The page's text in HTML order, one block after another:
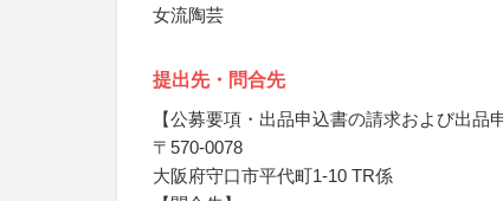
女流陶芸
提出先・問合先
【公募要項・出品申込書の請求および出品
〒570-0078
大阪府守口市平代町1-10 TR係